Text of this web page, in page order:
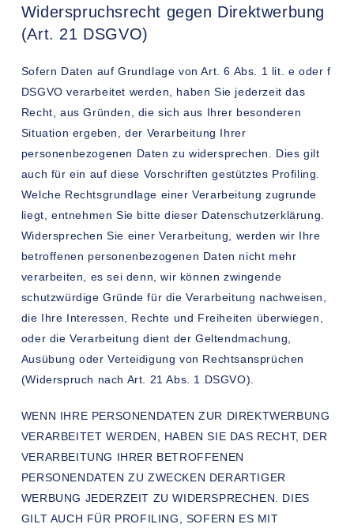
Widerspruchsrecht gegen Direktwerbung
(Art. 21 DSGVO)
Sofern Daten auf Grundlage von Art. 6 Abs. 1 lit. e oder f
DSGVO verarbeitet werden, haben Sie jederzeit das
Recht, aus Gründen, die sich aus Ihrer besonderen
Situation ergeben, der Verarbeitung Ihrer
personenbezogenen Daten zu widersprechen. Dies gilt
auch für ein auf diese Vorschriften gestütztes Profiling.
Welche Rechtsgrundlage einer Verarbeitung zugrunde
liegt, entnehmen Sie bitte dieser Datenschutzerklärung.
Widersprechen Sie einer Verarbeitung, werden wir Ihre
betroffenen personenbezogenen Daten nicht mehr
verarbeiten, es sei denn, wir können zwingende
schutzwürdige Gründe für die Verarbeitung nachweisen,
die Ihre Interessen, Rechte und Freiheiten überwiegen,
oder die Verarbeitung dient der Geltendmachung,
Ausübung oder Verteidigung von Rechtsansprüchen
(Widerspruch nach Art. 21 Abs. 1 DSGVO).
WENN IHRE PERSONENDATEN ZUR DIREKTWERBUNG
VERARBEITET WERDEN, HABEN SIE DAS RECHT, DER
VERARBEITUNG IHRER BETROFFENEN
PERSONENDATEN ZU ZWECKEN DERARTIGER
WERBUNG JEDERZEIT ZU WIDERSPRECHEN. DIES
GILT AUCH FÜR PROFILING, SOFERN ES MIT